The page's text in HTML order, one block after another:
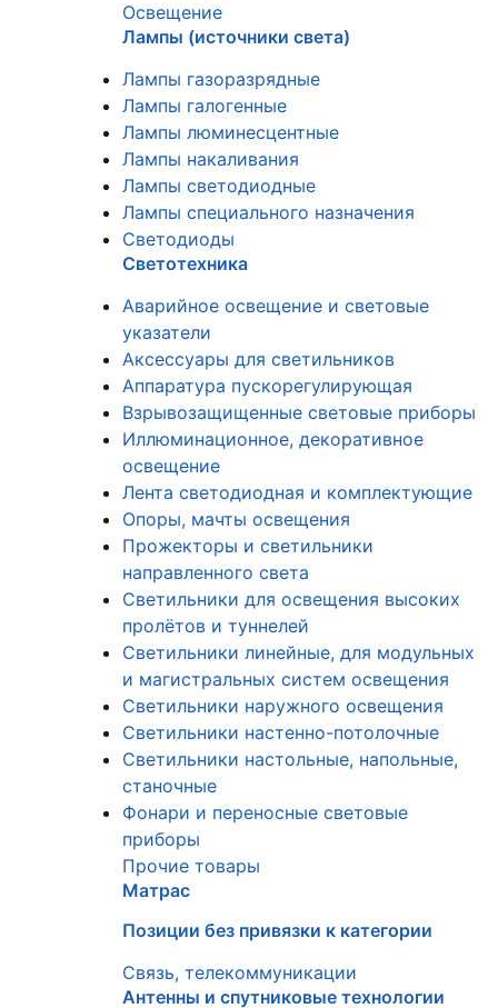
Освещение
Лампы (источники света)
Лампы газоразрядные
Лампы галогенные
Лампы люминесцентные
Лампы накаливания
Лампы светодиодные
Лампы специального назначения
Светодиоды
Светотехника
Аварийное освещение и световые
указатели
Аксессуары для светильников
Аппаратура пускорегулирующая
Взрывозащищенные световые приборы
Иллюминационное, декоративное
освещение
Лента светодиодная и комплектующие
Опоры, мачты освещения
Прожекторы и светильники
направленного света
Светильники для освещения высоких
пролётов и туннелей
Светильники линейные, для модульных
и магистральных систем освещения
Светильники наружного освещения
Светильники настенно-потолочные
Светильники настольные, напольные,
станочные
Фонари и переносные световые
приборы
Прочие товары
Матрас
Позиции без привязки к категории
Связь, телекоммуникации
Антенны и спутниковые технологии